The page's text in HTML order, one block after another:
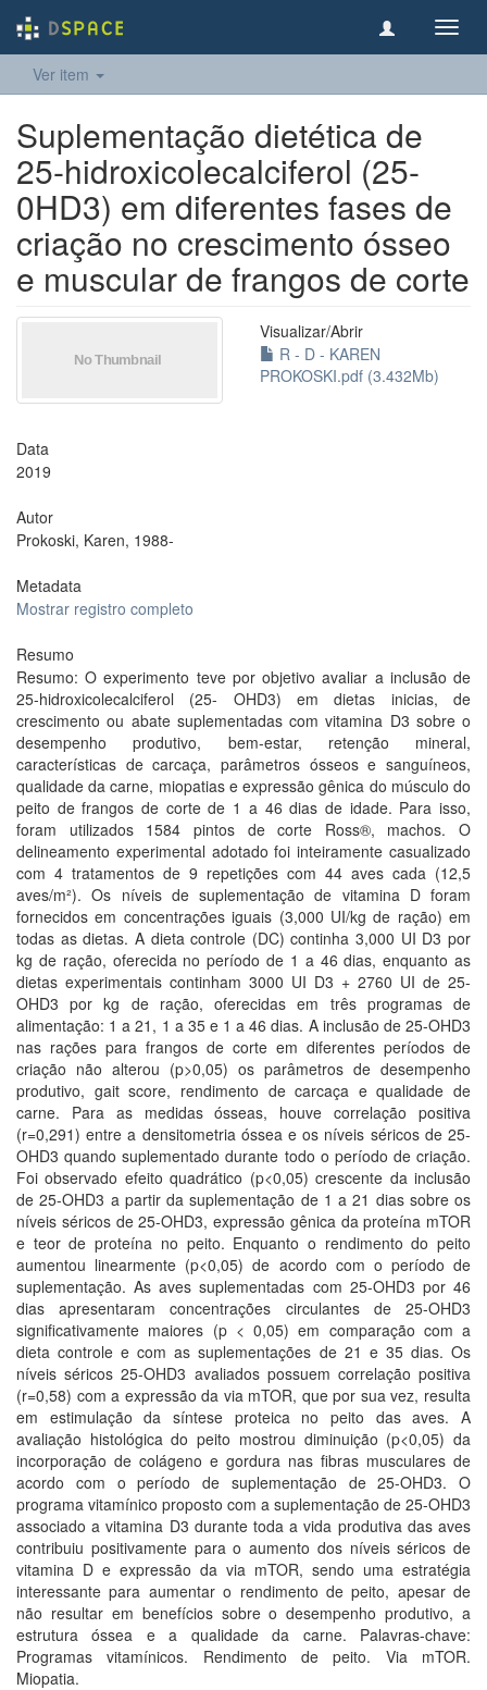
Ver item
Suplementação dietética de
25-hidroxicolecalciferol (25-
0HD3) em diferentes fases de
criação no crescimento ósseo
e muscular de frangos de corte
Visualizar/Abrir
R - D - KAREN
PROKOSKI.pdf (3.432Mb)
Data
2019
Autor
Prokoski, Karen, 1988-
Metadata
Mostrar registro completo
Resumo
Resumo: O experimento teve por objetivo avaliar a inclusão de
25-hidroxicolecalciferol (25- OHD3) em dietas inicias, de
crescimento ou abate suplementadas com vitamina D3 sobre o
desempenho produtivo, bem-estar, retenção mineral,
características de carcaça, parâmetros ósseos e sanguíneos,
qualidade da carne, miopatias e expressão gênica do músculo do
peito de frangos de corte de 1 a 46 dias de idade. Para isso,
foram utilizados 1584 pintos de corte Ross®, machos. O
delineamento experimental adotado foi inteiramente casualizado
com 4 tratamentos de 9 repetições com 44 aves cada (12,5
aves/m²). Os níveis de suplementação de vitamina D foram
fornecidos em concentrações iguais (3,000 UI/kg de ração) em
todas as dietas. A dieta controle (DC) continha 3,000 UI D3 por
kg de ração, oferecida no período de 1 a 46 dias, enquanto as
dietas experimentais continham 3000 UI D3 + 2760 UI de 25-
OHD3 por kg de ração, oferecidas em três programas de
alimentação: 1 a 21, 1 a 35 e 1 a 46 dias. A inclusão de 25-OHD3
nas rações para frangos de corte em diferentes períodos de
criação não alterou (p>0,05) os parâmetros de desempenho
produtivo, gait score, rendimento de carcaça e qualidade de
carne. Para as medidas ósseas, houve correlação positiva
(r=0,291) entre a densitometria óssea e os níveis séricos de 25-
OHD3 quando suplementado durante todo o período de criação.
Foi observado efeito quadrático (p<0,05) crescente da inclusão
de 25-OHD3 a partir da suplementação de 1 a 21 dias sobre os
níveis séricos de 25-OHD3, expressão gênica da proteína mTOR
e teor de proteína no peito. Enquanto o rendimento do peito
aumentou linearmente (p<0,05) de acordo com o período de
suplementação. As aves suplementadas com 25-OHD3 por 46
dias apresentaram concentrações circulantes de 25-OHD3
significativamente maiores (p < 0,05) em comparação com a
dieta controle e com as suplementações de 21 e 35 dias. Os
níveis séricos 25-OHD3 avaliados possuem correlação positiva
(r=0,58) com a expressão da via mTOR, que por sua vez, resulta
em estimulação da síntese proteica no peito das aves. A
avaliação histológica do peito mostrou diminuição (p<0,05) da
incorporação de colágeno e gordura nas fibras musculares de
acordo com o período de suplementação de 25-OHD3. O
programa vitamínico proposto com a suplementação de 25-OHD3
associado a vitamina D3 durante toda a vida produtiva das aves
contribuiu positivamente para o aumento dos níveis séricos de
vitamina D e expressão da via mTOR, sendo uma estratégia
interessante para aumentar o rendimento de peito, apesar de
não resultar em benefícios sobre o desempenho produtivo, a
estrutura óssea e a qualidade da carne. Palavras-chave:
Programas vitamínicos. Rendimento de peito. Via mTOR.
Miopatia.